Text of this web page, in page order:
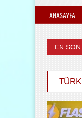
ANASAYFA
EN